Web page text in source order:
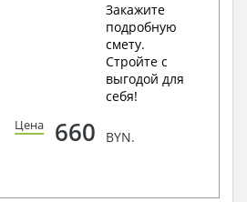
Закажите
подробную
смету.
Стройте с
выгодой для
себя!
Цена 660 BYN.